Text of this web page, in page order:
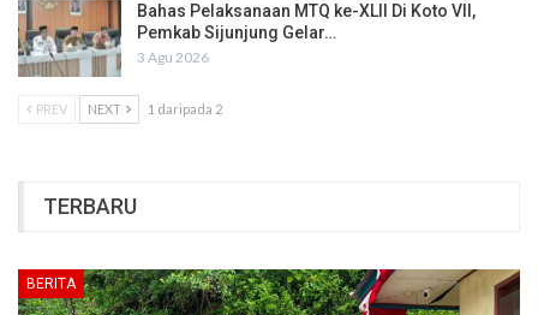
Bahas Pelaksanaan MTQ ke-XLII Di Koto VII,
Pemkab Sijunjung Gelar…
3 Agu 2026
PREV NEXT 1 daripada 2
TERBARU
BERITA